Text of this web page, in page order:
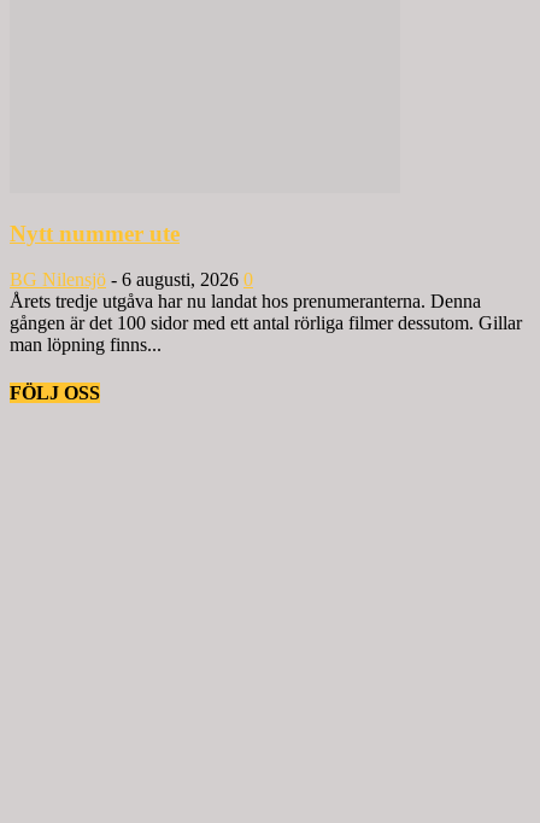
Nytt nummer ute
BG Nilensjö - 6 augusti, 2026 0
Årets tredje utgåva har nu landat hos prenumeranterna. Denna
gången är det 100 sidor med ett antal rörliga filmer dessutom. Gillar
man löpning finns...
FÖLJ OSS